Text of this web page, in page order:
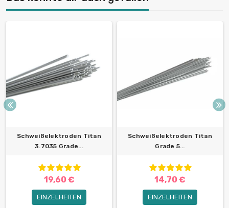
Schweißelektroden Titan
3.7035 Grade...
19,60 €
EINZELHEITEN
Schweißelektroden Titan
Grade 5...
14,70 €
EINZELHEITEN